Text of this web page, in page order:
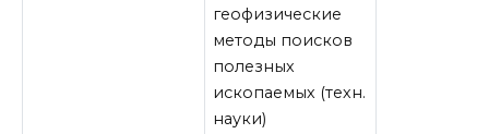
геофизические
методы поисков
полезных
ископаемых (техн.
науки)